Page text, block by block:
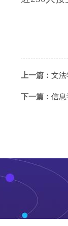
上一篇： 文
下一篇： 信